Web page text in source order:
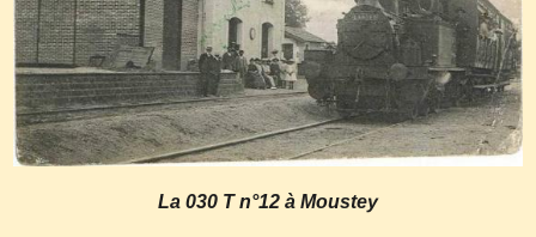
La 030 T n°12 à Moustey